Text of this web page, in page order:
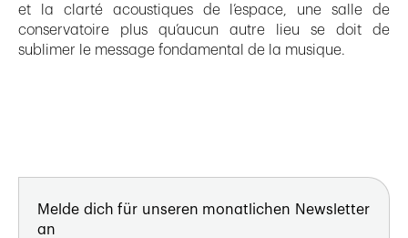
et la clarté acoustiques de l’espace, une salle de
conservatoire plus qu’aucun autre lieu se doit de
sublimer le message fondamental de la musique.
Melde dich für unseren monatlichen Newsletter
an